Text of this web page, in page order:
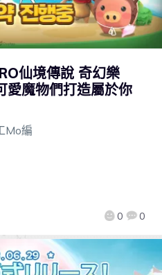
仙境傳說 奇幻樂
魔物們打造屬於你
Mo編
0 0